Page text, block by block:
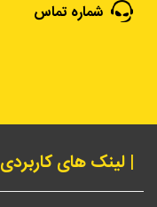
شماره تماس
| لینک های کاربردی